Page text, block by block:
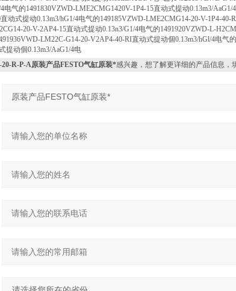
电气的1491830VZWD-LME2CMG1420V-1P4-15直动式提动0.13m3/
动式提动0.13m3/hG1/4电气的149185VZWD-LME2CMG14-20-V-1P4-40-
20-V-2AP4-15直动式提动0.13n3/G1/4电气的1491920VZWD-L-
LM22C-G14-20-V2AP4-40-RI直动式提动個0.13m3/hGl/4电气
提动個0.13m3/AaG1/4电
R-P-A原装产品FESTO气缸原装*感兴趣，想了解更详细的产品信息，